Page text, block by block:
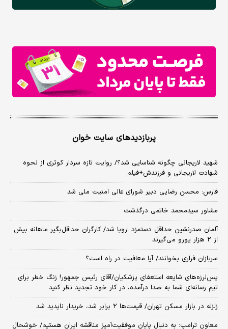
پربازدیدهای سایت خوان
شهید لاریجانی چگونه شناسایی شد؟/ روایت تازه سردار کوثری از نحوه
شهادت لاریجانی و فرزندش+فیلم
فارس: محسن رضایی دبیر شورای عالی امنیت ملی شد
مشاور سیدمحمد خاتمی درگذشت
آلمان صدرنشین حداقل دستمزد اروپا شد/ کارگران حداقل‌بگیر ماهانه بیش
از ۲ هزار یورو می‌گیرند
سربازان فراری بخوانند/ آیا معافیت در راه است؟
پس‌لرزه‌های شایعه استعفای پزشکیان/آقای رئیس جمهور! زنگ خطر برای
تیم رسانه‌ای شما به صدا درآمده، در کار خود تجدید نظر کنید
زلزله در بازار مسکن تهران/ قیمت‌ها ۲ برابر شد، خریدار ناپدید شد
معاون ترامپ: به دنبال پایان موفقیت‌آمیز مناقشه ایران هستیم/ خوشحال